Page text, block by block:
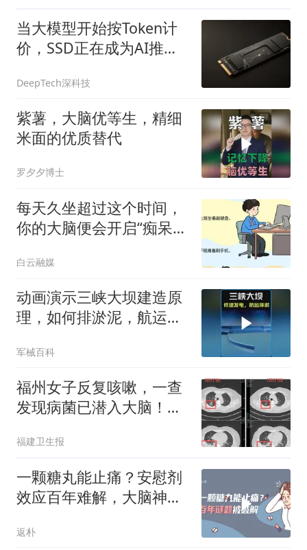
当大模型开始按Token计
价，SSD正在成为AI推理
DeepTech深科技
紫薯，大脑优等生，精细
米面的优质替代
罗夕夕博士
每天久坐超过这个时间，
你的大脑便会开启“痴呆加
白云融媒
动画演示三峡大坝建造原
理，如何排淤泥，航运，
军械百科
福州女子反复咳嗽，一查
发现病菌已潜入大脑！医
极易误诊
福建卫生报
一颗糖丸能止痛？安慰剂
效应百年难解，大脑神奇
返朴